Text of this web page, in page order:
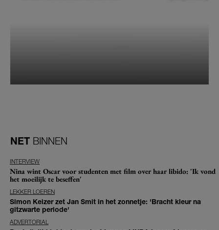
NET BINNEN
INTERVIEW
Nina wint Oscar voor studenten met film over haar libido: 'Ik vond
het moeilijk te beseffen'
LEKKER LOEREN
Simon Keizer zet Jan Smit in het zonnetje: 'Bracht kleur na
gitzwarte periode'
ADVERTORIAL